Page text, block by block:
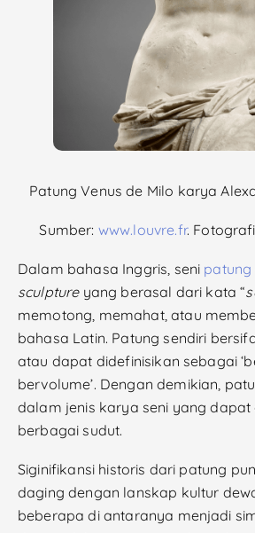
Patung Venus de Milo karya
Sumber: www.louvre.fr.
Dalam bahasa Inggris, seni patung
sculptureyang berasal dari kata “
memotong, memahat, atau
bahasa Latin. Patung sendiri
atau dapat didefinisikan sebagai
bervolume’. Dengan demikian,
dalam jenis karya seni yang
berbagai sudut.
Siginifikansi historis dari patung
daging dengan lanskap kultur
beberapa di antaranya menjadi